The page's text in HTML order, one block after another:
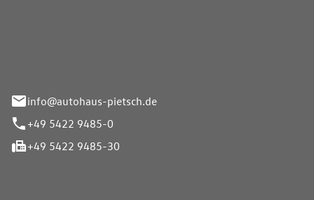
info@autohaus-pietsch.de
+49 5422 9485-0
+49 5422 9485-30